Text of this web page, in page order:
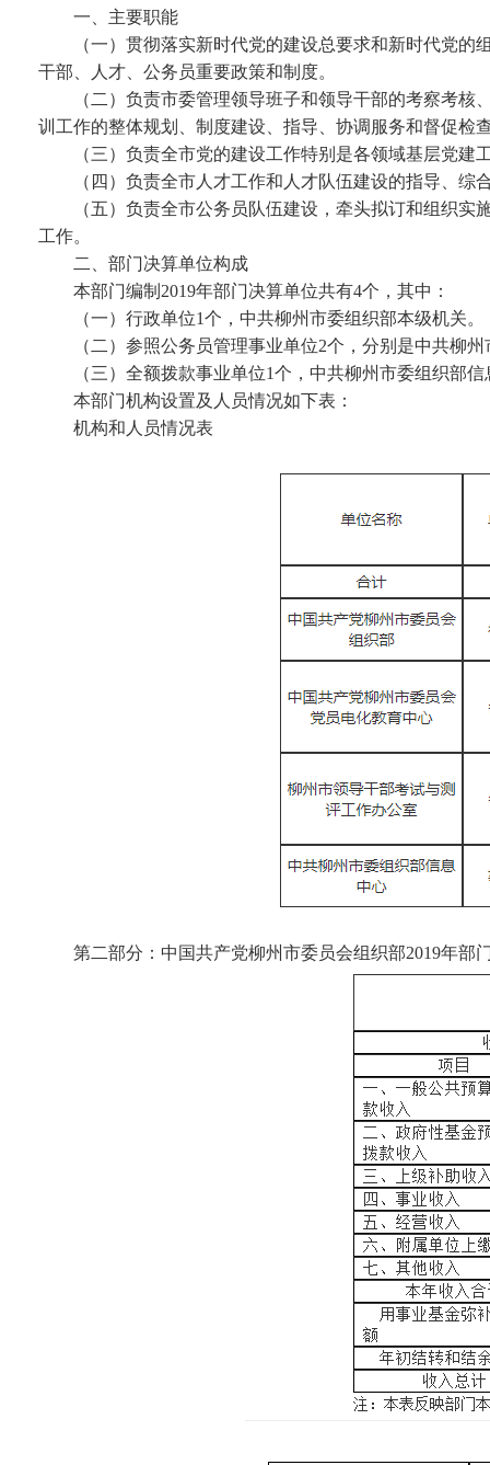
一、主要职能
（一）贯彻落实新时代党的建设总要求和新时代党
干部、人才、公务员重要政策和制度。
（二）负责市委管理领导班子和领导干部的考察考核
训工作的整体规划、制度建设、指导、协调服务和督促检
（三）负责全市党的建设工作特别是各领域基层党
（四）负责全市人才工作和人才队伍建设的指导、
（五）负责全市公务员队伍建设，牵头拟订和组织
工作。
二、部门决算单位构成
本部门编制 2019年部门决算单位共有4个，其中：
（一）行政单位1个，中共柳州市委组织部本级机关。
（二）参照公务员管理事业单位2个，分别是中共柳
（三）全额拨款事业单位1个，中共柳州市委组织部信
本部门机构设置及人员情况如下表：
机构和人员情况表
第二部分： 中国共产党柳州市委员会组织部2019年部